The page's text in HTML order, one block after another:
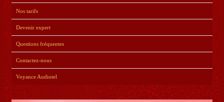
Nos tarifs
Devenir expert
Questions fréquentes
Contactez-nous
Voyance Audiotel